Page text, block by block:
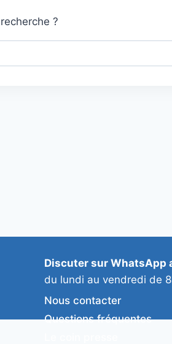
?
Discuter sur WhatsApp
du lundi au vendredi de
Nous contacter
Questions fréquentes